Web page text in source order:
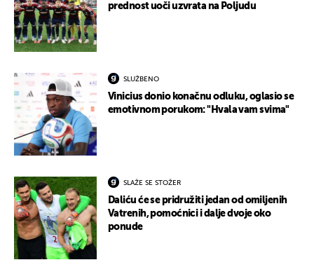
prednost uoči uzvrata na Poljudu
SLUŽBENO
Vinicius donio konačnu odluku, oglasio se
emotivnom porukom: "Hvala vam svima"
SLAŽE SE STOŽER
Daliću će se pridružiti jedan od omiljenih
Vatrenih, pomoćnici i dalje dvoje oko
ponude